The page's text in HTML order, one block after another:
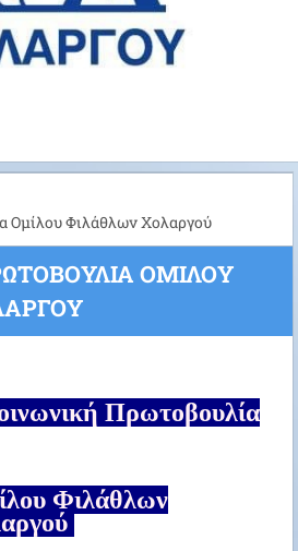
Ομίλου Φιλάθλων Χολαργού
ΟΜΊΛΟΥ
Πρωτοβουλία
Φιλάθλων